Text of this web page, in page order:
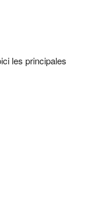
les principales